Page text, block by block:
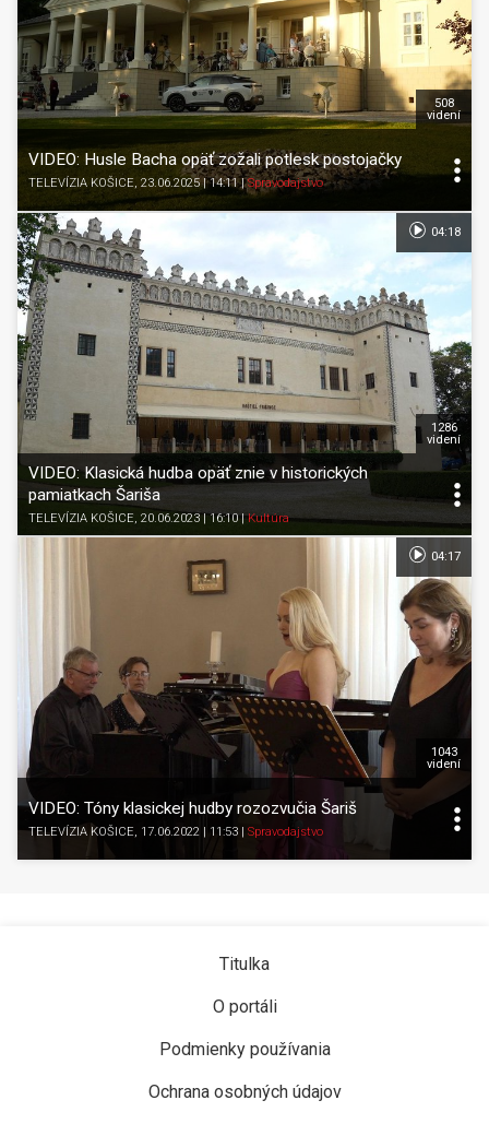
VIDEO: Husle Bacha opäť zožali potlesk postojačky
TELEVÍZIA KOŠICE, 23.06.2025 | 14:11|Spravodajstvo
508
videní
VIDEO: Klasická hudba opäť znie v historických
pamiatkach Šariša
TELEVÍZIA KOŠICE, 20.06.2023 | 16:10|Kultúra
1286
videní
04:18
VIDEO: Tóny klasickej hudby rozozvučia Šariš
TELEVÍZIA KOŠICE, 17.06.2022 | 11:53 Spravodajstvo
1043
videní
04:17
Titulka
O portáli
Podmienky používania
Ochrana osobných údajov